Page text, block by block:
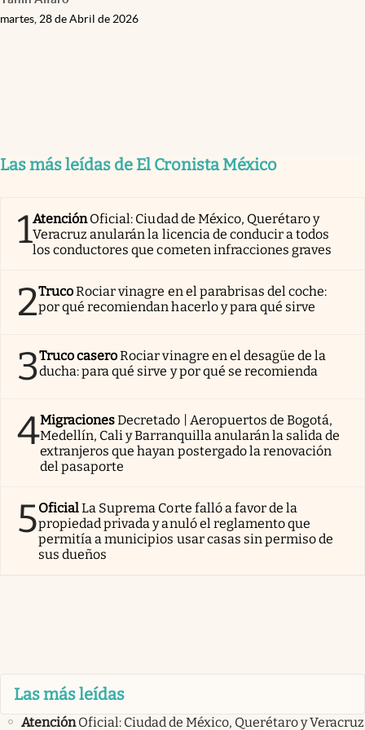
martes, 28 de Abril de 2026
Las más leídas de El Cronista México
1AtenciónOficial: Ciudad de México, Querétaro y
Veracruz anularán la licencia de conducir a todos
los conductores que cometen infracciones graves
2TrucoRociar vinagre en el parabrisas del coche:
por qué recomiendan hacerlo y para qué sirve
3Truco caseroRociar vinagre en el desagüe de la
ducha: para qué sirve y por qué se recomienda
4MigracionesDecretado | Aeropuertos de Bogotá,
Medellín, Cali y Barranquilla anularán la salida de
extranjeros que hayan postergado la renovación
del pasaporte
5OficialLa Suprema Corte falló a favor de la
propiedad privada y anuló el reglamento que
permitía a municipios usar casas sin permiso de
sus dueños
Las más leídas
Atención Oficial: Ciudad de México, Querétaro y Veracruz